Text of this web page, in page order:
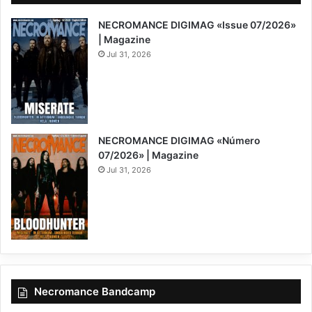
NECROMANCE DIGIMAG «Issue 07/2026»
| Magazine
Jul 31, 2026
NECROMANCE DIGIMAG «Número
07/2026» | Magazine
Jul 31, 2026
Necromance Bandcamp